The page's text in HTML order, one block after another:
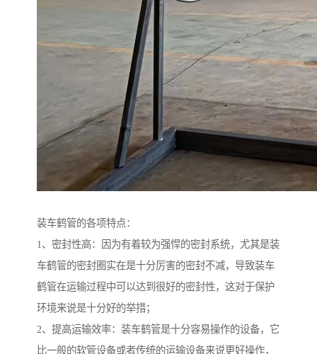
装车鹤管的各项特点：
1、密封性高：因为有着较为强悍的密封系统，尤其是装
车鹤管的密封圈实在是十分厉害的密封不减，导致装车
鹤管在运输过程中可以达到很好的密封性，这对于保护
环境来说是十分好的举措；
2、提高运输效率：装车鹤管是十分容易操作的设备，它
比一般的软管设备或者传统的运输设备来说更好操作，